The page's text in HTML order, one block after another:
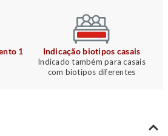
1 Indicação biotipos casais
Indicado também para casais
com biotipos diferentes